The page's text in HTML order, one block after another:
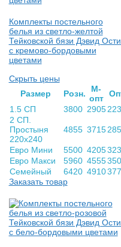
Комплекты постельного
белья из светло-желтой
Тейковской бязи Дэвид
с кремово-бордовыми
цветами
Скрыть цены
Раз­мер
Розн.
М-
опт
1.5 СП
3800 2905
2 СП.
Простыня
220х240
4855 3715
Евро Мини 5500 4205
Евро Макси
5960 4555
Семейный
6420 4910
Заказать товар